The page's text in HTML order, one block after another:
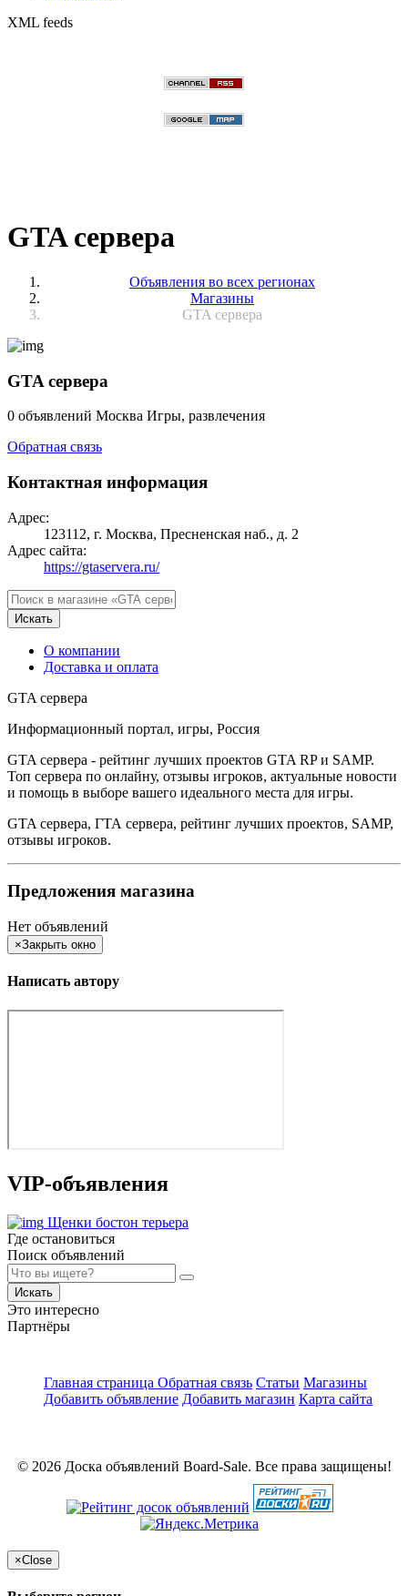
XML feeds
GTA сервера
Объявления во всех регионах
Магазины
GTA сервера
GTA сервера
0 объявлений Москва Игры, развлечения
Обратная связь
Контактная информация
Адрес:
123112, г. Москва, Пресненская наб., д. 2
Адрес сайта:
https://gtaservera.ru/
Искать
О компании
Доставка и оплата
GTA сервера
Информационный портал, игры, Россия
GTA сервера - рейтинг лучших проектов GTA RP и SAMP.
Топ сервера по онлайну, отзывы игроков, актуальные новости
и помощь в выборе вашего идеального места для игры.
GTA сервера, ГТА сервера, рейтинг лучших проектов, SAMP,
отзывы игроков.
Предложения магазина
Нет объявлений
×Закрыть окно
Написать автору
VIP-объявления
Щенки бостон терьера
Где остановиться
Поиск объявлений
Искать
Это интересно
Партнёры
Главная страница Обратная связь Статьи Магазины
Добавить объявление Добавить магазин Карта сайта
© 2026 Доска объявлений Board-Sale. Все права защищены!
×Close